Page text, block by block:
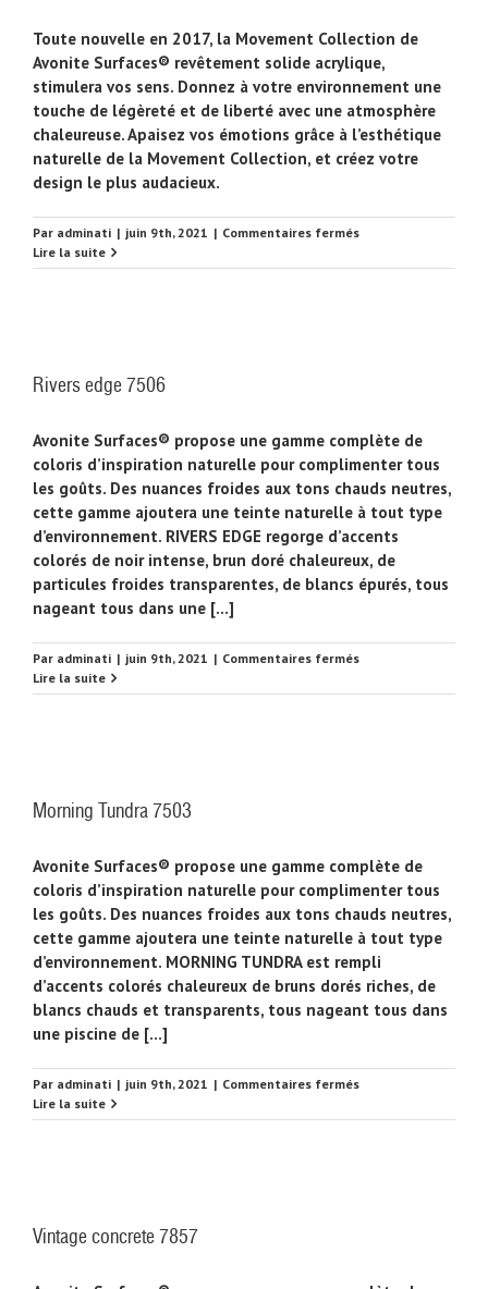
Toute nouvelle en 2017, la Movement Collection de
Avonite Surfaces® revêtement solide acrylique,
stimulera vos sens. Donnez à votre environnement une
touche de légèreté et de liberté avec une atmosphère
chaleureuse. Apaisez vos émotions grâce à l’esthétique
naturelle de la Movement Collection, et créez votre
design le plus audacieux.
Par adminati | juin 9th, 2021 | Commentaires ferméssur
mist
Lire la suite
Rivers edge 7506
Avonite Surfaces® propose une gamme complète de
coloris d’inspiration naturelle pour complimenter tous
les goûts. Des nuances froides aux tons chauds neutres,
cette gamme ajoutera une teinte naturelle à tout type
d’environnement. RIVERS EDGE regorge d’accents
colorés de noir intense, brun doré chaleureux, de
particules froides transparentes, de blancs épurés, tous
nageant tous dans une [...]
Par adminati | juin 9th, 2021 | Commentaires ferméssur
edge
Lire la suite
Morning Tundra 7503
Avonite Surfaces® propose une gamme complète de
coloris d’inspiration naturelle pour complimenter tous
les goûts. Des nuances froides aux tons chauds neutres,
cette gamme ajoutera une teinte naturelle à tout type
d’environnement. MORNING TUNDRA est rempli
d’accents colorés chaleureux de bruns dorés riches, de
blancs chauds et transparents, tous nageant tous dans
une piscine de [...]
Par adminati | juin 9th, 2021 | Commentaires ferméssur
Tundra
Lire la suite
Vintage concrete 7857